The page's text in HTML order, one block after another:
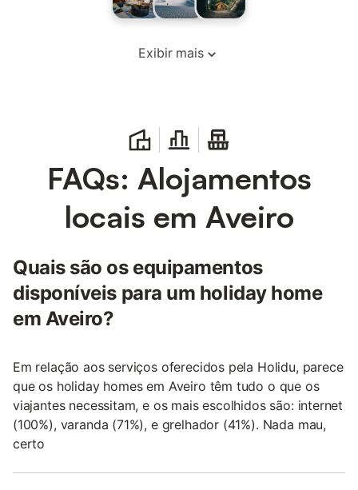
Exibir mais
FAQs: Alojamentos
locais em Aveiro
Quais são os equipamentos
disponíveis para um holiday home
em Aveiro?
Em relação aos serviços oferecidos pela Holidu, parece
que os holiday homes em Aveiro têm tudo o que os
viajantes necessitam, e os mais escolhidos são: internet
(100%), varanda (71%), e grelhador (41%). Nada mau,
certo